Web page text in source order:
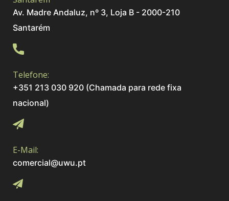
Av. Madre Andaluz, nº 3, Loja B - 2000-210
Santarém
Telefone:
+351 213 030 920 (Chamada para rede fixa
nacional)
E-Mail:
comercial@uwu.pt